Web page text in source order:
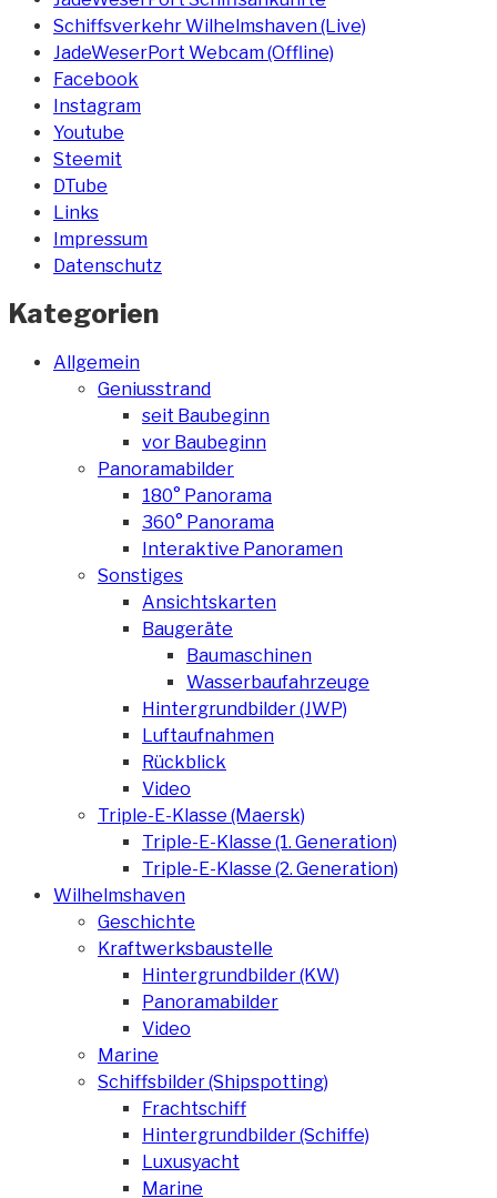
Schiffsverkehr Wilhelmshaven (Live)
JadeWeserPort Webcam (Offline)
Facebook
Instagram
Youtube
Steemit
DTube
Links
Impressum
Datenschutz
Kategorien
Allgemein
Geniusstrand
seit Baubeginn
vor Baubeginn
Panoramabilder
180° Panorama
360° Panorama
Interaktive Panoramen
Sonstiges
Ansichtskarten
Baugeräte
Baumaschinen
Wasserbaufahrzeuge
Hintergrundbilder (JWP)
Luftaufnahmen
Rückblick
Video
Triple-E-Klasse (Maersk)
Triple-E-Klasse (1. Generation)
Triple-E-Klasse (2. Generation)
Wilhelmshaven
Geschichte
Kraftwerksbaustelle
Hintergrundbilder (KW)
Panoramabilder
Video
Marine
Schiffsbilder (Shipspotting)
Frachtschiff
Hintergrundbilder (Schiffe)
Luxusyacht
Marine